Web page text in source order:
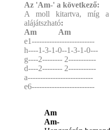
Az 'Am-' a következő:
A moll kitartva, míg
alájátszható:
Am Am
e1-------------------------
h----1-3-1-0--1-3-1-0---
g----2-------- 2-----------
d----2-------- 2-----------
a--------------------------
e6-------------------------
Am
Am-